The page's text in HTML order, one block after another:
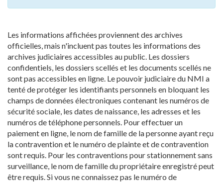
Les informations affichées proviennent des archives
officielles, mais n'incluent pas toutes les informations des
archives judiciaires accessibles au public. Les dossiers
confidentiels, les dossiers scellés et les documents scellés ne
sont pas accessibles en ligne. Le pouvoir judiciaire du NMI a
tenté de protéger les identifiants personnels en bloquant les
champs de données électroniques contenant les numéros de
sécurité sociale, les dates de naissance, les adresses et les
numéros de téléphone personnels. Pour effectuer un
paiement en ligne, le nom de famille de la personne ayant reçu
la contravention et le numéro de plainte et de contravention
sont requis. Pour les contraventions pour stationnement sans
surveillance, le nom de famille du propriétaire enregistré peut
être requis. Si vous ne connaissez pas le numéro de